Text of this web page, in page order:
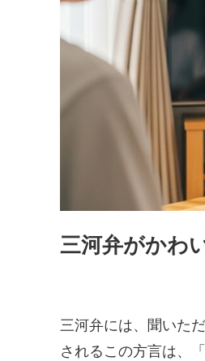
三河弁がかわ
三河弁には、聞いた
されるこの方言は、